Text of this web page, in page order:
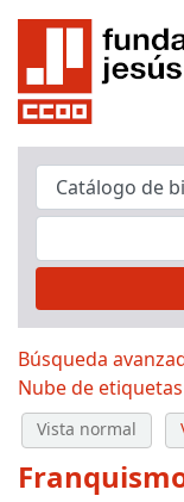
Búsqueda
Nube de etiquetas
Vista normal